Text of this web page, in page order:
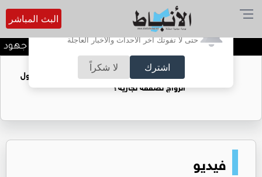
أترغب في تفعيل الإشعارات؟
حتى لا تفوتك آخر الأحداث والأخبار العاجلة
اشترك لا شكراً
البث المباشر
رئيس "النواب": نقف خلف جهود
فتيات يستغللنه لتحقيق مكاسب مادية.. هل تحول
الزواج لصفقة تجارية؟
فيديو